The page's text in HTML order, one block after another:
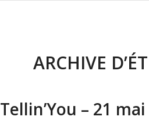
ARCHIVE
Tellin’You – 21